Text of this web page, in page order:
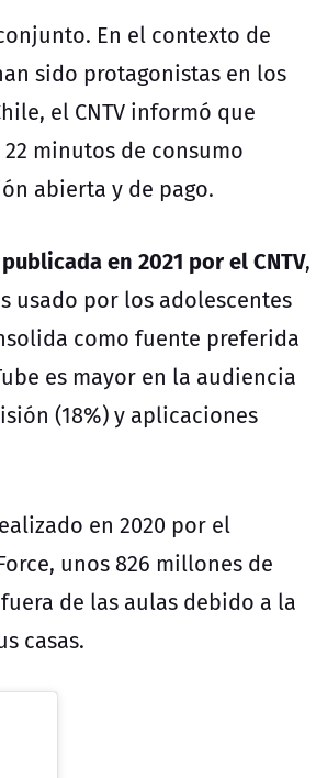
En el contexto de
sido protagonistas en los
el CNTV informó que
minutos de consumo
abierta y de pago.
en 2021 por el CNTV,
usado por los adolescentes
como fuente preferida
es mayor en la audiencia
(18%) y aplicaciones
en 2020 por el
unos 826 millones de
de las aulas debido a la
casas.